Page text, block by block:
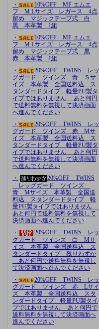
・
10%OFF MF エムエ
フ M Lサイズ レガース 4点
留め マジックテープ式 白
黒 本革製 1組
・
10%OFF MF エムエ
フ M Lサイズ レガース 4点
留め マジックテープ式 黒
赤 本革製 1組
・
20%OFF TWINS レッ
グガード ツインズ 青 Ｓサ
イズ 本革製 全国送料込 ス
タンダードタイプ 軽量PU製タ
イプではありません あと何円
で送料無料を無視して決済画面
へ進んでください
・
20%OFF TWINS レッ
グガード ツインズ 赤 Mサ
イズ 本革製 全国送料込 ス
タンダードタイプ 軽量PU製タ
イプではありません あと何円
で送料無料を無視して決済画面
へ進んでください
・
20%OFF TWINS
レッグガード ツインズ
青 Mサイズ 本革製 全国送
料込 スタンダードタイプ 軽
量PU製タイプではありません
あと何円で送料無料を無視して
決済画面へ進んでください
・
20%OFF TWINS レッ
グガード ツインズ 白 Mサ
イズ 本革製 全国送料込 ス
タンダードタイプ 残りわずか
あと何円で送料無料を無視し
て決済画面へ進んでください
・
20%OFF TWINS レッ
グガード ツインズ 赤 Lサイ
ズ 本革製 全国送料込 スタ
ンダードタイプ 軽量PU製タイ
プではありません あと何円で
送料無料を無視して決済画面へ
進んでください